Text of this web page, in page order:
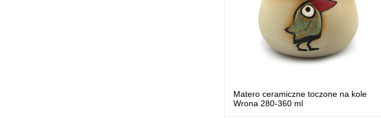
Matero ceramiczne toczone na kole
Wrona 280-360 ml